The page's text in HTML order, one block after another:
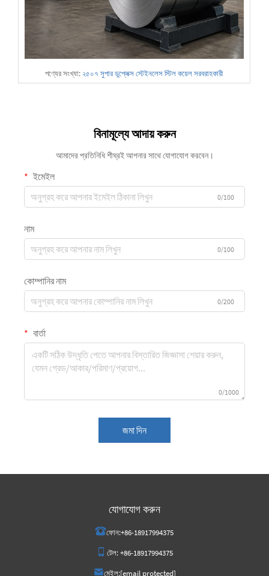
পণ্যের সংখ্যা:২৫০৭ সুপার ডুপ্লেক্স স্টেইনলেস স্টিল কয়েল সরবরাহকারী
বিনামূল্যে আদায় করুন
আমাদের প্রতিনিধি শীঘ্রই আপনার সাথে যোগাযোগ করবেন।
ইমেইল
0/100
নাম
0/100
কোম্পানির নাম
0/200
বার্তা
0/1000
জমা দিন
যোগাযোগ করুন
ফোন:+86-18917994375
টেল:+86-18917994375
মেইল:[email protected]